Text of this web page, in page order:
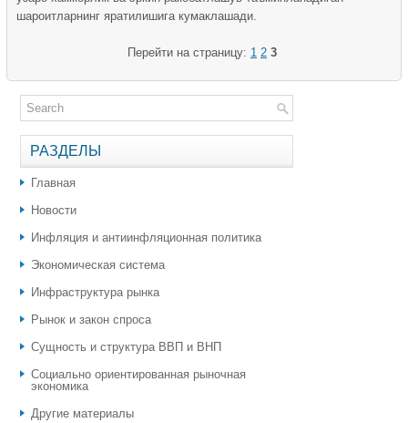
шароитларнинг яратилишига кумаклашади.
Перейти на страницу: 1 2 3
РАЗДЕЛЫ
Главная
Новости
Инфляция и антиинфляционная политика
Экономическая система
Инфраструктура рынка
Рынок и закон спроса
Сущность и структура ВВП и ВНП
Социально ориентированная рыночная
экономика
Другие материалы